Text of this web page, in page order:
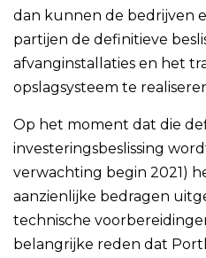
dan kunnen de bedrijven
partijen de definitieve
afvanginstallaties en het
opslagsysteem te
Op het moment dat die
investeringsbeslissing
verwachting begin 2021)
aanzienlijke bedragen
technische
belangrijke reden dat